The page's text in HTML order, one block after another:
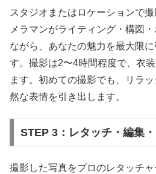
スタジオまたはロケーションで
メラマンがライティング・構図
ながら、あなたの魅力を最大限
す。撮影は2〜4時間程度で、衣
ます。初めての撮影でも、リラ
然な表情を引き出します。
STEP 3：レタッチ・編集
撮影した写真をプロのレタッチャ